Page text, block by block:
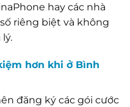
hay các nhà
riêng biệt và không
hơn khi ở Bình
đăng ký các gói cước